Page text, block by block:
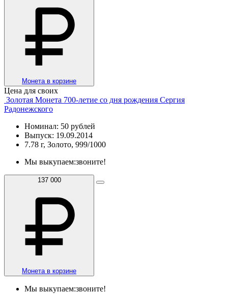
Монета в корзине
Цена для своих
Золотая Монета 700-летие со дня рождения Сергия
Радонежского
Номинал: 50 рублей
Выпуск: 19.09.2014
7.78 г, Золото, 999/1000
Мы выкупаем:звоните!
137 000
Монета в корзине
Мы выкупаем:звоните!